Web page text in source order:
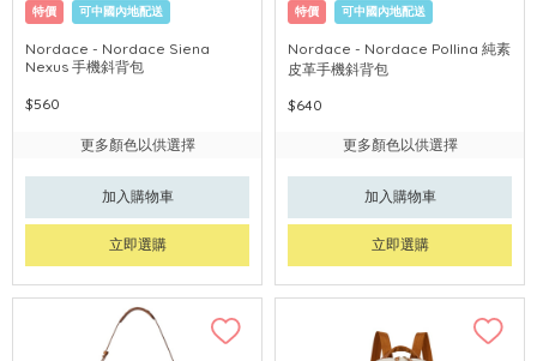
特價 可中國內地配送
Nordace - Nordace Siena
Nexus 手機斜背包
$560
更多顏色以供選擇
加入購物車
立即選購
特價 可中國內地配送
Nordace - Nordace Pollina 純素
皮革手機斜背包
$640
更多顏色以供選擇
加入購物車
立即選購